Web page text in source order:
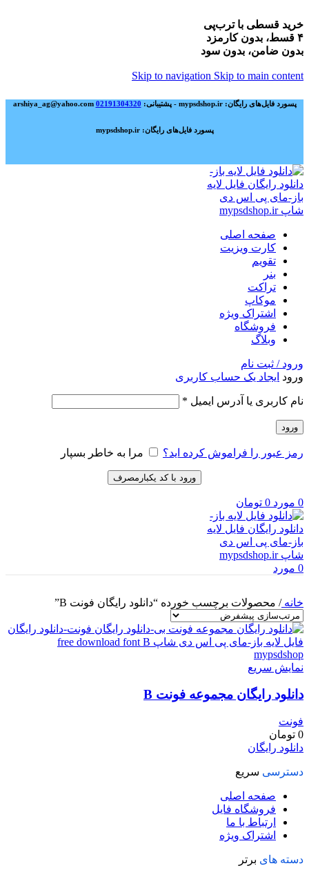
خرید قسطی با ترب‌پی
۴ قسط، بدون کارمزد
بدون ضامن، بدون سود
Skip to navigation Skip to main content
پسورد فایل‌های رایگان: mypsdshop.ir - پشتیبانی: arshiya_ag@yahoo.com 02191304320
پسورد فایل‌های رایگان: mypsdshop.ir
صفحه اصلی
کارت ویزیت
تقویم
بنر
تراکت
موکاپ
اشتراک ویژه
فروشگاه
وبلاگ
ورود / ثبت نام
ورود ایجاد یک حساب کاربری
نام کاربری یا آدرس ایمیل *
ورود
رمز عبور را فراموش کرده اید؟ مرا به خاطر بسپار
ورود با کد یکبارمصرف
0 مورد 0 تومان
0 مورد
خانه/ محصولات برچسب خورده “دانلود رایگان فونت B”
نمایش سریع
دانلود رایگان مجموعه فونت B
فونت
0 تومان
دانلود رایگان
دسترسی سریع
صفحه اصلی
فروشگاه فایل
ارتباط با ما
اشتراک ویژه
دسته های برتر